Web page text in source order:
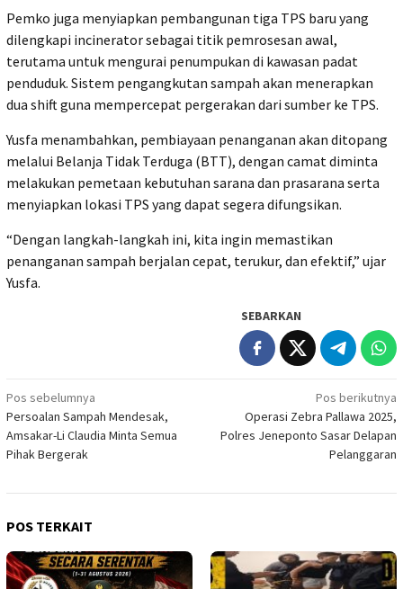
Pemko juga menyiapkan pembangunan tiga TPS baru yang
dilengkapi incinerator sebagai titik pemrosesan awal,
terutama untuk mengurai penumpukan di kawasan padat
penduduk. Sistem pengangkutan sampah akan menerapkan
dua shift guna mempercepat pergerakan dari sumber ke TPS.
Yusfa menambahkan, pembiayaan penanganan akan ditopang
melalui Belanja Tidak Terduga (BTT), dengan camat diminta
melakukan pemetaan kebutuhan sarana dan prasarana serta
menyiapkan lokasi TPS yang dapat segera difungsikan.
“Dengan langkah-langkah ini, kita ingin memastikan
penanganan sampah berjalan cepat, terukur, dan efektif,” ujar
Yusfa.
SEBARKAN
Navigasi
pos
Pos sebelumnya
Persoalan Sampah Mendesak,
Amsakar-Li Claudia Minta Semua
Pihak Bergerak
Pos berikutnya
Operasi Zebra Pallawa 2025,
Polres Jeneponto Sasar Delapan
Pelanggaran
POS TERKAIT